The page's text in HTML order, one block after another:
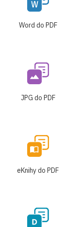
Word do PDF
JPG do PDF
eKnihy do PDF